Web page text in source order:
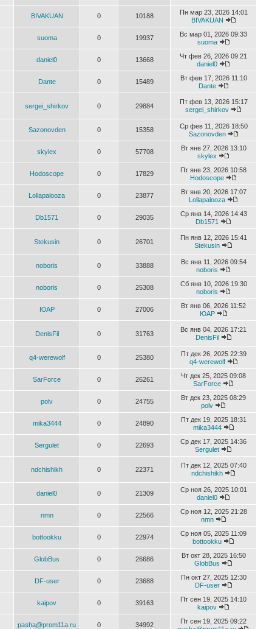
BIVAKUAN 0 10188
Пн мар 23, 2026 14:01
BIVAKUAN
suoma 0 19937
Вс мар 01, 2026 09:33
suoma
daniel0 0 13668
Чт фев 26, 2026 09:21
daniel0
Dante 0 15489
Вт фев 17, 2026 11:10
Dante
sergei_shirkov 0 29884
Пт фев 13, 2026 15:17
sergei_shirkov
Sazonovden 0 15358
Ср фев 11, 2026 18:50
Sazonovden
skylex 0 57708
Вт янв 27, 2026 13:10
skylex
Hodoscope 0 17829
Пт янв 23, 2026 10:58
Hodoscope
Lollapalooza 0 23877
Вт янв 20, 2026 17:07
Lollapalooza
Db1571 0 29035
Ср янв 14, 2026 14:43
Db1571
Stekusin 0 26701
Пн янв 12, 2026 15:41
Stekusin
noboris 0 33888
Вс янв 11, 2026 09:54
noboris
noboris 0 25308
Сб янв 10, 2026 19:30
noboris
ЮАР 0 27006
Вт янв 06, 2026 11:52
ЮАР
DenisFil 0 31763
Вс янв 04, 2026 17:21
DenisFil
q4-werewolf 0 25380
Пт дек 26, 2025 22:39
q4-werewolf
SarForce 0 26261
Чт дек 25, 2025 09:08
SarForce
polv 0 24755
Вт дек 23, 2025 08:29
polv
mika3444 0 24890
Пт дек 19, 2025 18:31
mika3444
Sergulet 0 22693
Ср дек 17, 2025 14:36
Sergulet
ndchishikh 0 22371
Пт дек 12, 2025 07:40
ndchishikh
daniel0 0 21309
Ср ноя 26, 2025 10:01
daniel0
nmn 0 22566
Ср ноя 12, 2025 21:28
nmn
bottookku 0 22974
Ср ноя 05, 2025 11:09
bottookku
GlobBus 0 26686
Вт окт 28, 2025 16:50
GlobBus
DF-user 0 23688
Пн окт 27, 2025 12:30
DF-user
kaipov 0 39163
Пт сен 19, 2025 14:10
kaipov
pasha@prom11a.ru 0 34992
Пт сен 19, 2025 09:22